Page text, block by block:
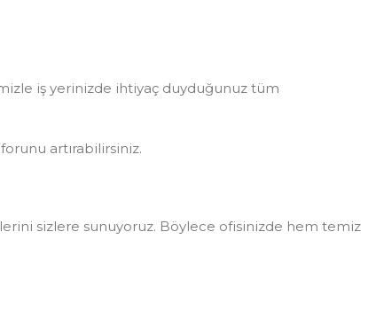
iş yerinizde ihtiyaç duyduğunuz tüm
artırabilirsiniz.
sizlere sunuyoruz. Böylece ofisinizde hem temiz